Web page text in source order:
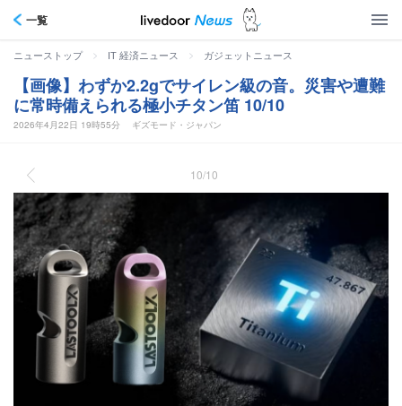
一覧
ニューストップ > IT 経済ニュース > ガジェットニュース
【画像】わずか2.2gでサイレン級の音。災害や遭難
に常時備えられる極小チタン笛 10/10
2026年4月22日 19時55分 ギズモード・ジャパン
10/10